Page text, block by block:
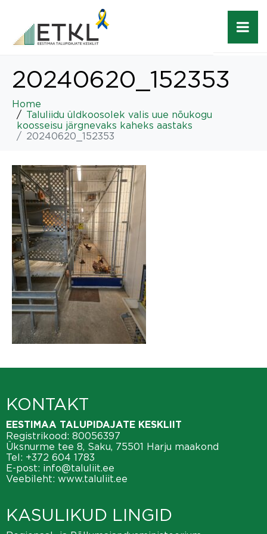
20240620_152353
Home
Taluliidu üldkoosolek valis uue nõukogu
koosseisu järgnevaks kaheks aastaks
20240620_152353
KONTAKT
EESTIMAA TALUPIDAJATE KESKLIIT
Registrikood: 80056397
Üksnurme tee 8, Saku, 75501 Harju maakond
Tel: +372 604 1783
E-post: info@taluliit.ee
Veebileht: www.taluliit.ee
KASULIKUD LINGID